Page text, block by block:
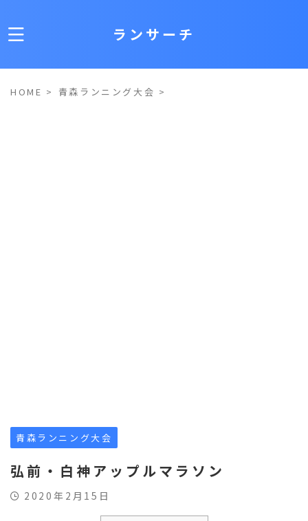
ランサーチ
HOME > 青森ランニング大会 >
青森ランニング大会
弘前・白神アップルマラソン
2020年2月15日